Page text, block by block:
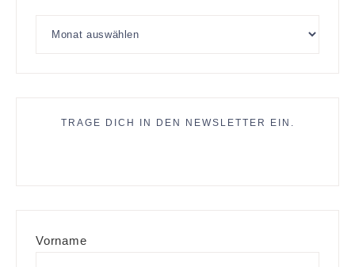
TRAGE DICH IN DEN NEWSLETTER EIN.
Vorname